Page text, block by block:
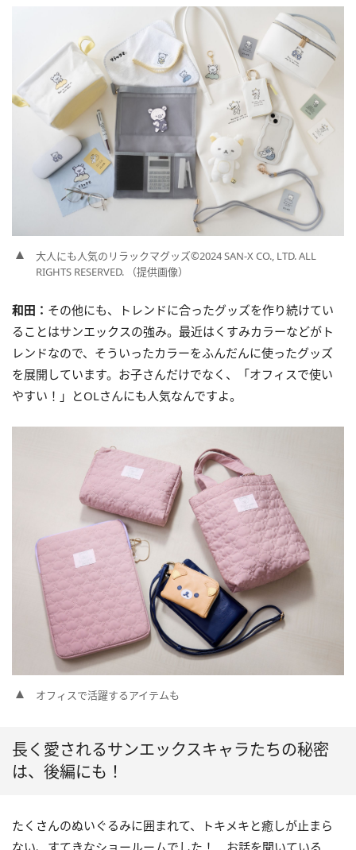
大人にも人気のリラックマグッズ©2024 SAN-X CO., LTD. ALL
RIGHTS RESERVED. （提供画像）
和田： その他にも、トレンドに合ったグッズを作り続けてい
ることはサンエックスの強み。最近はくすみカラーなどがト
レンドなので、そういったカラーをふんだんに使ったグッズ
を展開しています。お子さんだけでなく、「オフィスで使い
やすい！」とOLさんにも人気なんですよ。
オフィスで活躍するアイテムも
長く愛されるサンエックスキャラたちの秘密
は、後編にも！
たくさんのぬいぐるみに囲まれて、トキメキと癒しが止まら